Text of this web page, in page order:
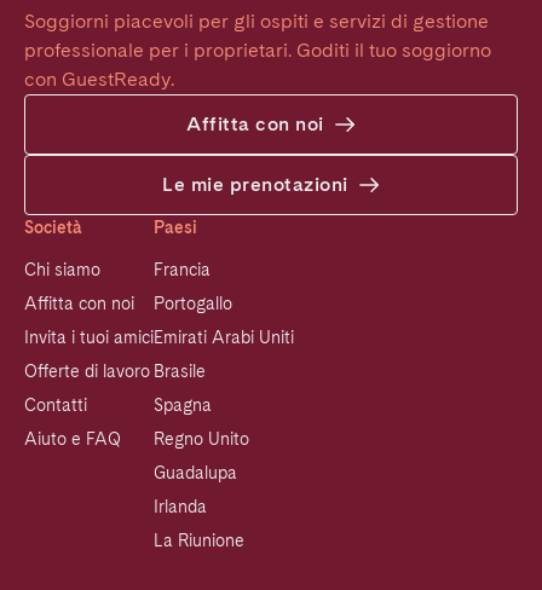
Soggiorni piacevoli per gli ospiti e servizi di gestione
professionale per i proprietari. Goditi il tuo soggiorno
con GuestReady.
Affitta con noi
Le mie prenotazioni
Società
Chi siamo
Affitta con noi
Invita i tuoi amici
Offerte di lavoro
Contatti
Aiuto e FAQ
Paesi
Francia
Portogallo
Emirati Arabi Uniti
Brasile
Spagna
Regno Unito
Guadalupa
Irlanda
La Riunione